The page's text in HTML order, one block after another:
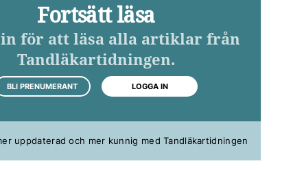
Fortsätt läsa
in för att läsa alla artiklar från
Tandläkartidningen.
BLI PRENUMERANT LOGGA IN
uppdaterad och mer kunnig med Tandläkartidningen